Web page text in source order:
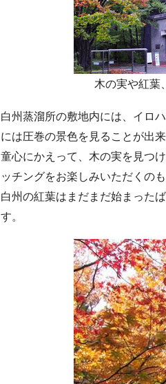
木の実や紅葉
白州蒸溜所の敷地内には、イロ
には圧巻の景色を見ることが出来
童心にかえって、木の実を見つ
ッチングをお楽しみいただくのも
白州の紅葉はまだまだ始まった
す。